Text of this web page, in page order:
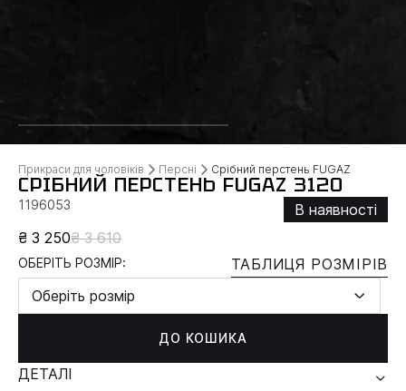
Прикраси для чоловіків Персні Срібний перстень FUGAZ
СРІБНИЙ ПЕРСТЕНЬ FUGAZ 3120
1196053
В наявності
₴ 3 250₴ 3 610
ОБЕРІТЬ РОЗМІР:
ТАБЛИЦЯ РОЗМІРІВ
Оберіть розмір
ДО КОШИКА
ДЕТАЛІ